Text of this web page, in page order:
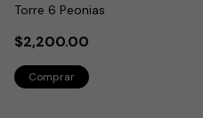
Torre 6 Peonias
$2,200.00